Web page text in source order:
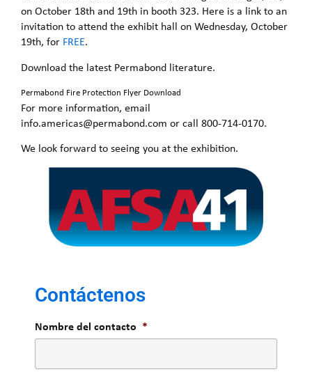
on October 18th and 19th in booth 323. Here is a link to an
invitation to attend the exhibit hall on Wednesday, October
19th, for FREE.
Download the latest Permabond literature.
Permabond Fire Protection Flyer Download
For more information, email
info.americas@permabond.com or call 800-714-0170.
We look forward to seeing you at the exhibition.
Contáctenos
Nombre del contacto *